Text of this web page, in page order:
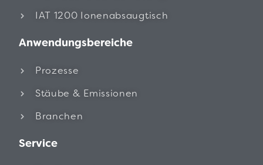
IAT 1200 Ionenabsaugtisch
Anwendungsbereiche
Prozesse
Stäube & Emissionen
Branchen
Service